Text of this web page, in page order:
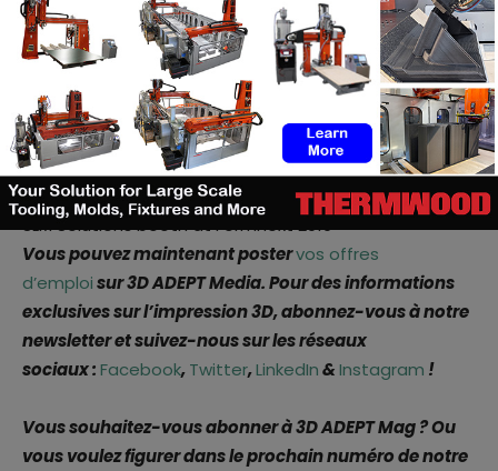
SLM Solutions booth at Formnext 2019
Vous pouvez maintenant postervos offres
d’emploisur 3D ADEPT Media. Pour des informations
exclusives sur l’impression 3D, abonnez-vous à notre
newsletter et suivez-nous sur les réseaux
sociaux :Facebook,Twitter,LinkedIn&Instagram !
Vous souhaitez-vous abonner à 3D ADEPT Mag ? Ou
vous voulez figurer dans le prochain numéro de notre